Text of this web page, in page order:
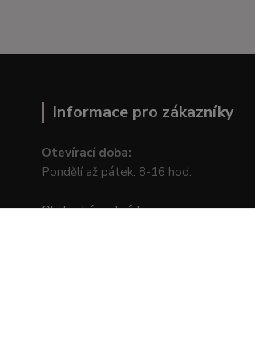
Informace pro zákazníky
Otevírací doba:
Pondělí až pátek: 8-16 hod.
Obchodní podmínky